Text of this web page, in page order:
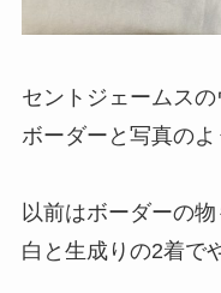
セントジェームス
ボーダーと写真のよ
以前はボーダーの
白と生成りの2着で